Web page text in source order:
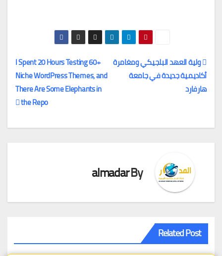
تصفّح
المقالات
I Spent 20 Hours Testing 60+
Niche WordPress Themes, and
There Are Some Elephants in
the Repo
ولية العهد البلجيكي ومغامرة
أكاديمية جديدة في جامعة
هارفارد
By
almadar
Related Post